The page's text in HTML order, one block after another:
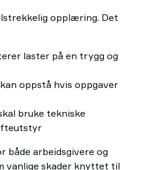
opplæring. Det
laster på en trygg og
oppstå hvis oppgaver
bruke tekniske
både arbeidsgivere og
vanlige skader knyttet til